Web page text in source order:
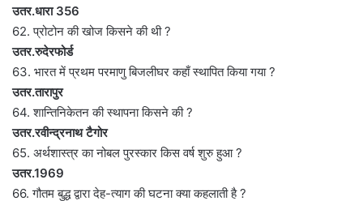
उतर.धारा 356
62. प्रोटोन की खोज किसने की थी ?
उतर.रुदेरफोर्ड
63. भारत में प्रथम परमाणु बिजलीघर कहाँ स्थापित किया गया ?
उतर.तारापुर
64. शान्तिनिकेतन की स्थापना किसने की ?
उतर.रवीन्द्रनाथ टैगोर
65. अर्थशास्त्र का नोबल पुरस्कार किस वर्ष शुरु हुआ ?
उतर.1969
66. गौतम बुद्ध द्वारा देह-त्याग की घटना क्या कहलाती है ?